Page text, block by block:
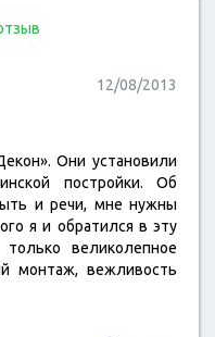
12/08/2013
Они установили
постройки. Об
и речи, мне нужны
я и обратился в эту
великолепное
монтаж, вежливость